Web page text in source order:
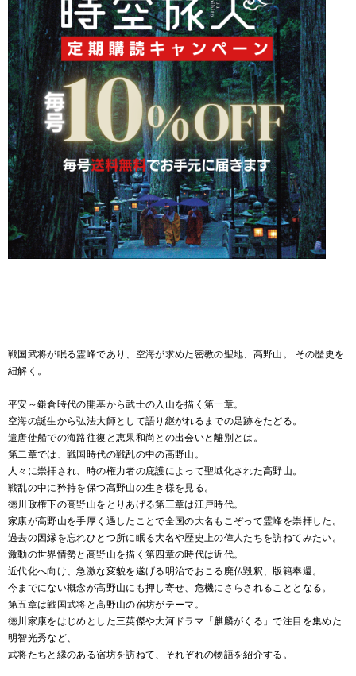
戦国武将が眠る霊峰であり、空海が求めた密教の聖地、高野山。 その歴史を
紐解く。
平安～鎌倉時代の開基から武士の入山を描く第一章。
空海の誕生から弘法大師として語り継がれるまでの足跡をたどる。
遣唐使船での海路往復と恵果和尚との出会いと離別とは。
第二章では、戦国時代の戦乱の中の高野山。
人々に崇拝され、時の権力者の庇護によって聖域化された高野山。
戦乱の中に矜持を保つ高野山の生き様を見る。
徳川政権下の高野山をとりあげる第三章は江戸時代。
家康が高野山を手厚く遇したことで全国の大名もこぞって霊峰を崇拝した。
過去の因縁を忘れひとつ所に眠る大名や歴史上の偉人たちを訪ねてみたい。
激動の世界情勢と高野山を描く第四章の時代は近代。
近代化へ向け、急激な変貌を遂げる明治でおこる廃仏毀釈、版籍奉還。
今までにない概念が高野山にも押し寄せ、危機にさらされることとなる。
第五章は戦国武将と高野山の宿坊がテーマ。
徳川家康をはじめとした三英傑や大河ドラマ「麒麟がくる」で注目を集めた
明智光秀など、
武将たちと縁のある宿坊を訪ねて、それぞれの物語を紹介する。